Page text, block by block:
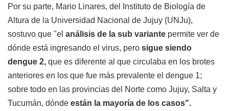
Por su parte, Mario Linares, del Instituto de Biología de
Altura de la Universidad Nacional de Jujuy (UNJu),
sostuvo que "el análisis de la sub variante permite ver de
dónde está ingresando el virus, pero sigue siendo
dengue 2, que es diferente al que circulaba en los brotes
anteriores en los que fue más prevalente el dengue 1;
sobre todo en las provincias del Norte como Jujuy, Salta y
Tucumán, dónde están la mayoría de los casos".